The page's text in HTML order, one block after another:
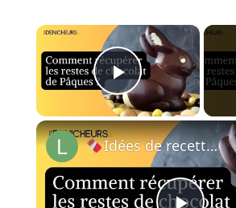
×
Play Video
Idées de recettes pour les restes de chocolat de Pâques